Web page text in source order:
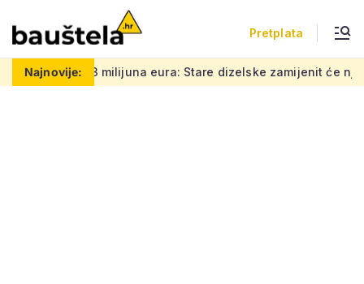
Pretplata
Najnovije:eura: Stare dizelske zamijenit će njihovi baterijski